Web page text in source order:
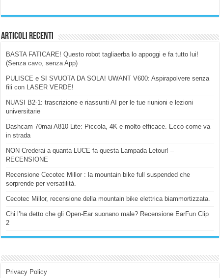
Articoli Recenti
BASTA FATICARE! Questo robot tagliaerba lo appoggi e fa tutto lui!
(Senza cavo, senza App)
PULISCE e SI SVUOTA DA SOLA! UWANT V600: Aspirapolvere senza
fili con LASER VERDE!
NUASI B2-1: trascrizione e riassunti AI per le tue riunioni e lezioni
universitarie
Dashcam 70mai A810 Lite: Piccola, 4K e molto efficace. Ecco come va
in strada
NON Crederai a quanta LUCE fa questa Lampada Letour! –
RECENSIONE
Recensione Cecotec Millor : la mountain bike full suspended che
sorprende per versatilità.
Cecotec Millor, recensione della mountain bike elettrica biammortizzata.
Chi l’ha detto che gli Open-Ear suonano male? Recensione EarFun Clip
2
Privacy Policy